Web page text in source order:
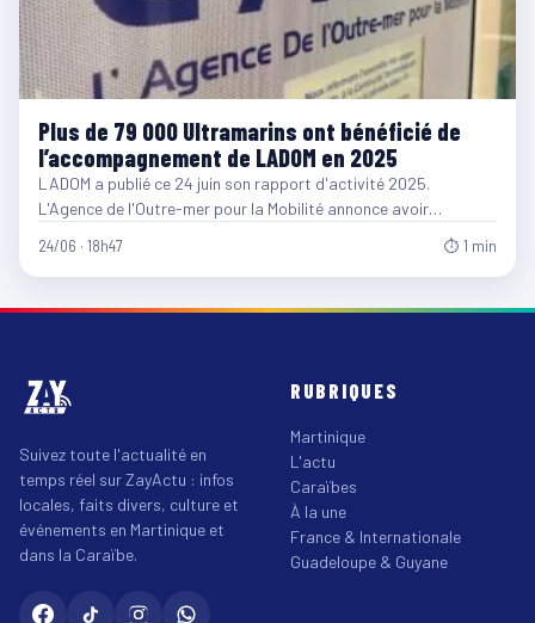
Plus de 79 000 Ultramarins ont bénéficié de
l’accompagnement de LADOM en 2025
LADOM a publié ce 24 juin son rapport d'activité 2025.
L'Agence de l'Outre-mer pour la Mobilité annonce avoir…
24/06 · 18h47 ⏱ 1 min
Suivez toute l'actualité en
temps réel sur ZayActu : infos
locales, faits divers, culture et
événements en Martinique et
dans la Caraïbe.
RUBRIQUES
Martinique
L'actu
Caraïbes
À la une
France & Internationale
Guadeloupe & Guyane